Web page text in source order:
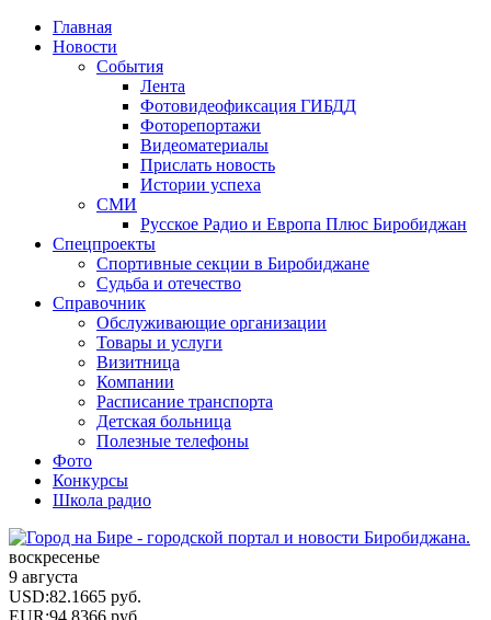
Главная
Новости
События
Лента
Фотовидеофиксация ГИБДД
Фоторепортажи
Видеоматериалы
Прислать новость
Истории успеха
СМИ
Русское Радио и Европа Плюс Биробиджан
Спецпроекты
Спортивные секции в Биробиджане
Судьба и отечество
Справочник
Обслуживающие организации
Товары и услуги
Визитница
Компании
Расписание транспорта
Детская больница
Полезные телефоны
Фото
Конкурсы
Школа радио
воскресенье
9 августа
USD:82.1665 руб.
EUR:94.8366 руб.